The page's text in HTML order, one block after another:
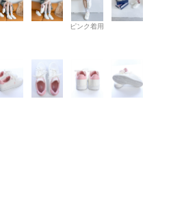
ピンク着用